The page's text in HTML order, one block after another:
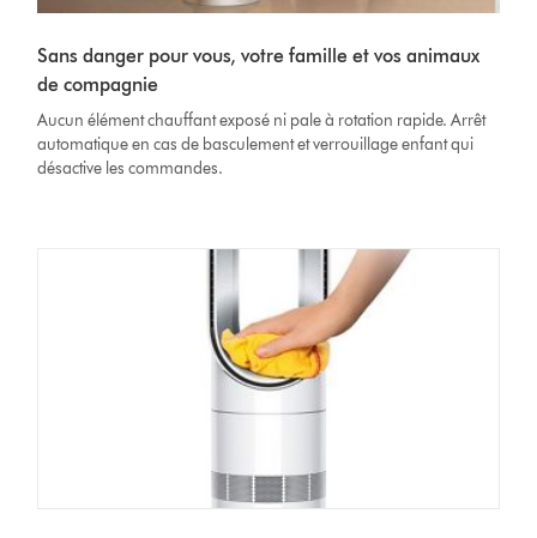
Sans danger pour vous, votre famille et vos animaux
de compagnie
Aucun élément chauffant exposé ni pale à rotation rapide. Arrêt
automatique en cas de basculement et verrouillage enfant qui
désactive les commandes.